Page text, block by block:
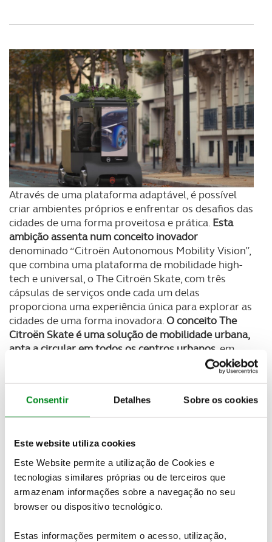
Consentir Detalhes Sobre os cookies
Este website utiliza cookies
Este Website permite a utilização de Cookies e
tecnologias similares próprias ou de terceiros que
armazenam informações sobre a navegação no seu
browser ou dispositivo tecnológico.
Estas informações permitem o acesso, utilização,
Através de uma plataforma adaptável, é possível
criar ambientes próprios e enfrentar os desafios das
cidades de uma forma proveitosa e prática. Esta
ambição assenta num conceito inovador
denominado “Citroën Autonomous Mobility Vision”,
que combina uma plataforma de mobilidade high-
tech e universal, o The Citroën Skate, com três
cápsulas de serviços onde cada um delas
proporciona uma experiência única para explorar as
cidades de uma forma inovadora.O conceito The
Citroën Skate é uma solução de mobilidade urbana,
apta a circular em todos os centros urbanos , em
faixas dedicadas e protegidas, de modo a gerar uma
mobilidade fluida e otimizada. Autónomo, elétrico e
operar quase continuamente, 24 horas por dia, 7
dias por semana, carregando automaticamente
dedicadas.